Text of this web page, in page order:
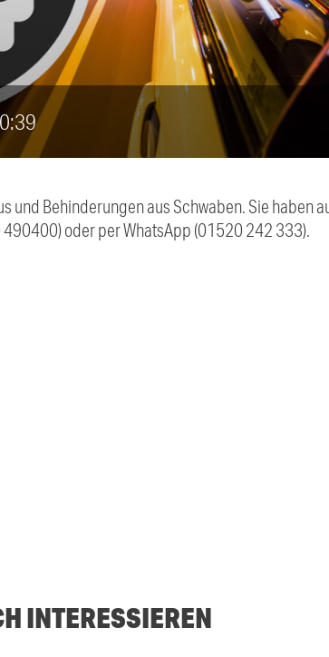
und Behinderungen aus Schwaben. Sie haben
oder per WhatsApp (01520 242 333).
INTERESSIEREN